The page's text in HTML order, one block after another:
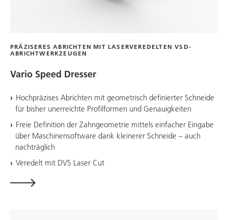
PRÄZISERES ABRICHTEN MIT LASERVEREDELTEN VSD-
ABRICHTWERKZEUGEN
Vario Speed Dresser
Hochpräzises Abrichten mit geometrisch definierter Schneide
für bisher unerreichte Profilformen und Genauigkeiten
Freie Definition der Zahngeometrie mittels einfacher Eingabe
über Maschinensoftware dank kleinerer Schneide – auch
nachträglich
Veredelt mit DVS Laser Cut